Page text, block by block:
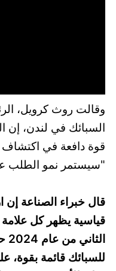
وقالت روث كرويل،
السبائك في لندن، إن
قوة دافعة في اكتشاف
"سيستمر نمو الطلب
قال خبراء الصناعة
قياسية يظهر كل